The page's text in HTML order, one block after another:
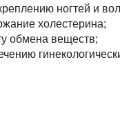
ногтей и
холестерина;
обмена веществ;